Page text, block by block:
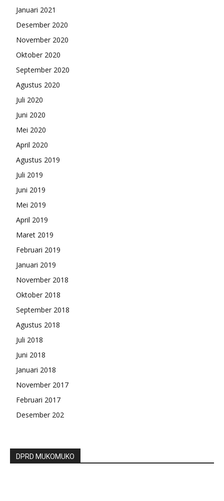
Januari 2021
Desember 2020
November 2020
Oktober 2020
September 2020
Agustus 2020
Juli 2020
Juni 2020
Mei 2020
April 2020
Agustus 2019
Juli 2019
Juni 2019
Mei 2019
April 2019
Maret 2019
Februari 2019
Januari 2019
November 2018
Oktober 2018
September 2018
Agustus 2018
Juli 2018
Juni 2018
Januari 2018
November 2017
Februari 2017
Desember 202
DPRD MUKOMUKO